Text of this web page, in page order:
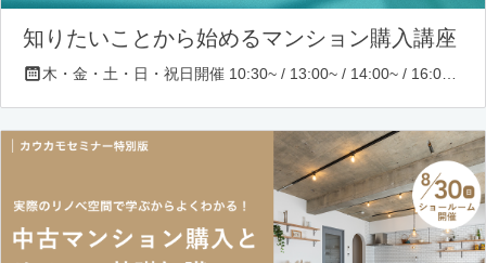
知りたいことから始めるマンション購入講座